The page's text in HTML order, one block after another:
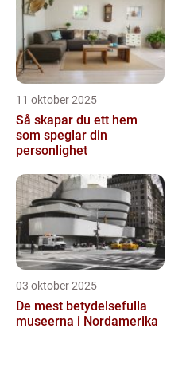
11 oktober 2025
Så skapar du ett hem
som speglar din
personlighet
03 oktober 2025
De mest betydelsefulla
museerna i Nordamerika